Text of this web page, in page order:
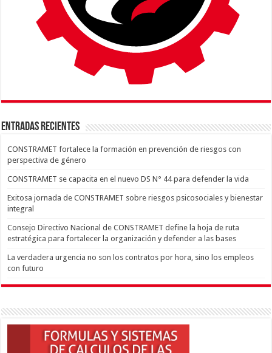
ENTRADAS RECIENTES
CONSTRAMET fortalece la formación en prevención de riesgos con
perspectiva de género
CONSTRAMET se capacita en el nuevo DS N° 44 para defender la vida
Exitosa jornada de CONSTRAMET sobre riesgos psicosociales y bienestar
integral
Consejo Directivo Nacional de CONSTRAMET define la hoja de ruta
estratégica para fortalecer la organización y defender a las bases
La verdadera urgencia no son los contratos por hora, sino los empleos
con futuro